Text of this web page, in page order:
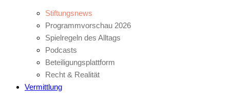
Stiftungsnews
Programmvorschau 2026
Spielregeln des Alltags
Podcasts
Beteiligungsplattform
Recht & Realität
Vermittlung